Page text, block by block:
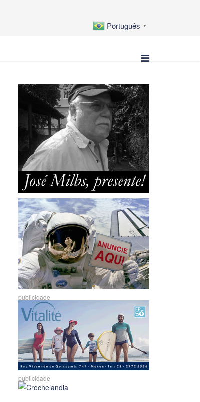
Português ▼
publicidade
publicidade